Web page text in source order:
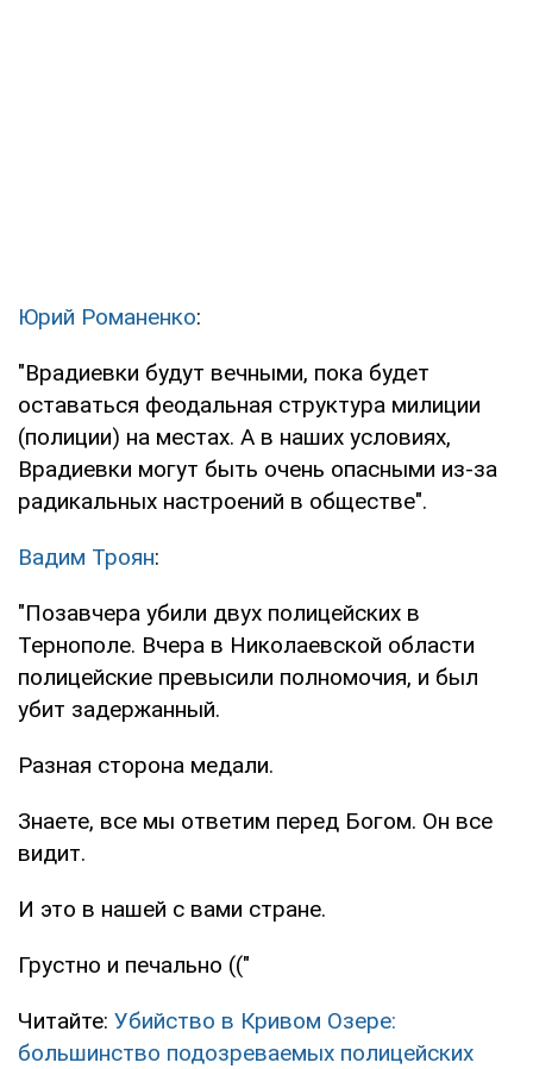
Юрий Романенко:
"Врадиевки будут вечными, пока будет
оставаться феодальная структура милиции
(полиции) на местах. А в наших условиях,
Врадиевки могут быть очень опасными из-за
радикальных настроений в обществе".
Вадим Троян:
"Позавчера убили двух полицейских в
Тернополе. Вчера в Николаевской области
полицейские превысили полномочия, и был
убит задержанный.
Разная сторона медали.
Знаете, все мы ответим перед Богом. Он все
видит.
И это в нашей с вами стране.
Грустно и печально (("
Читайте: Убийство в Кривом Озере:
большинство подозреваемых полицейских